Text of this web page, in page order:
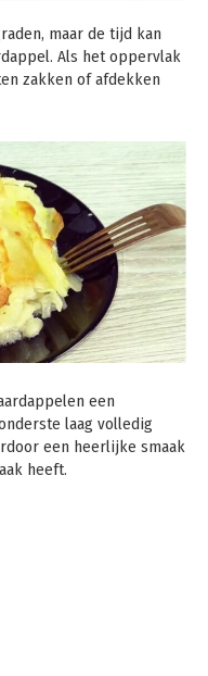
maar de tijd kan
Als het oppervlak
zakken of afdekken
een
laag volledig
een heerlijke smaak
heeft.